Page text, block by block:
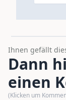
Ihnen gefällt
Dann
einen
(Klicken um